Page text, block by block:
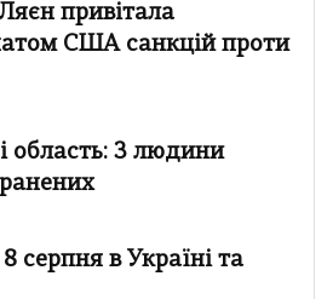
привітала
США санкцій проти
область: 3 людини
серпня в Україні та